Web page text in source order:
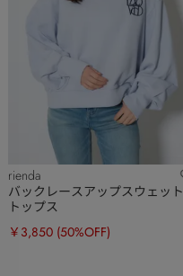
rienda
バックレースアップスウェット
トップス
￥3,850 (50%OFF)